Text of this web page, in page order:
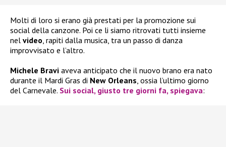
Molti di loro si erano già prestati per la promozione sui
social della canzone. Poi ce li siamo ritrovati tutti insieme
nel video, rapiti dalla musica, tra un passo di danza
improvvisato e l’altro.
Michele Bravi aveva anticipato che il nuovo brano era nato
durante il Mardi Gras di New Orleans, ossia l’ultimo giorno
del Carnevale. Sui social, giusto tre giorni fa, spiegava: